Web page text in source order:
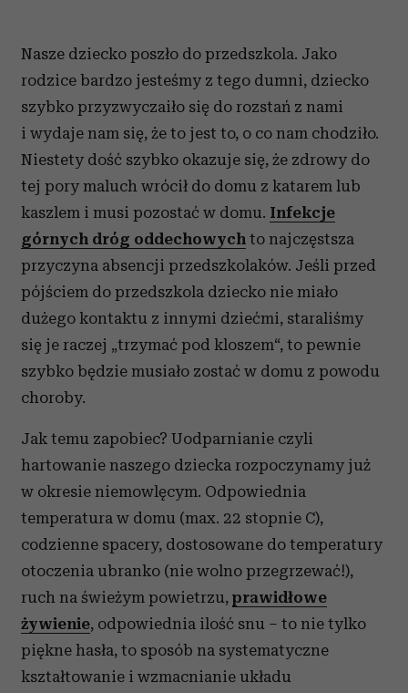
Nasze dziecko poszło do przedszkola. Jako
rodzice bardzo jesteśmy z tego dumni, dziecko
szybko przyzwyczaiło się do rozstań z nami
i wydaje nam się, że to jest to, o co nam chodziło.
Niestety dość szybko okazuje się, że zdrowy do
tej pory maluch wrócił do domu z katarem lub
kaszlem i musi pozostać w domu. Infekcje
górnych dróg oddechowych to najczęstsza
przyczyna absencji przedszkolaków. Jeśli przed
pójściem do przedszkola dziecko nie miało
dużego kontaktu z innymi dziećmi, staraliśmy
się je raczej „trzymać pod kloszem“, to pewnie
szybko będzie musiało zostać w domu z powodu
choroby.
Jak temu zapobiec? Uodparnianie czyli
hartowanie naszego dziecka rozpoczynamy już
w okresie niemowlęcym. Odpowiednia
temperatura w domu (max. 22 stopnie C),
codzienne spacery, dostosowane do temperatury
otoczenia ubranko (nie wolno przegrzewać!),
ruch na świeżym powietrzu, prawidłowe
żywienie, odpowiednia ilość snu – to nie tylko
piękne hasła, to sposób na systematyczne
kształtowanie i wzmacnianie układu